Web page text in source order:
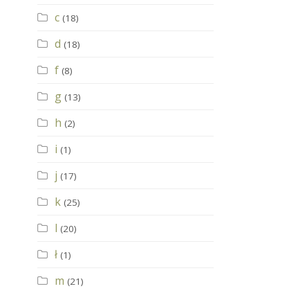
c (18)
d (18)
f (8)
g (13)
h (2)
i (1)
j (17)
k (25)
l (20)
ł (1)
m (21)